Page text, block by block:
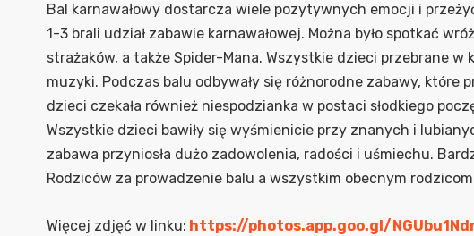
Bal karnawałowy dostarcza wiele pozytywnych emocji i
1-3 brali udział zabawie karnawałowej. Można było spotkać
strażaków, a także Spider-Mana. Wszystkie dzieci przebrane
muzyki. Podczas balu odbywały się różnorodne zabawy, które
dzieci czekała również niespodzianka w postaci słodkiego
Wszystkie dzieci bawiły się wyśmienicie przy znanych i
zabawa przyniosła dużo zadowolenia, radości i uśmiechu.
Rodziców za prowadzenie balu a wszystkim obecnym
Więcej zdjęć w linku: https://photos.app.goo.gl/